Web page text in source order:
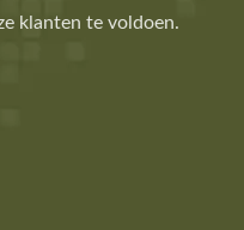
klanten te voldoen.